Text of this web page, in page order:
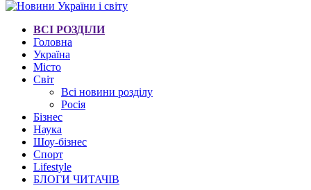
ВСІ РОЗДІЛИ
Головна
Україна
Місто
Світ
Всі новини розділу
Росія
Бізнес
Наука
Шоу-бізнес
Спорт
Lifestyle
БЛОГИ ЧИТАЧІВ